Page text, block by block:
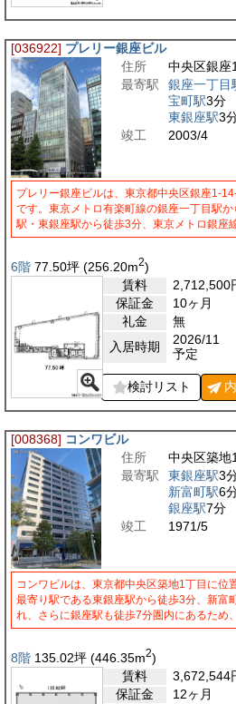
[036922] プレリー銀座ビル
住所
中央区銀座
最寄駅
銀座一丁目
宝町駅3分
東銀座駅3
竣工
2003/4
プレリー銀座ビルは、東京都中央区銀座1-
です。東京メトロ有楽町線の銀座一丁目駅
駅・東銀座駅から徒歩3分、東京メトロ銀座
6階 77.50坪 (256.20m2)
賃料
2,712,500
保証金
10ヶ月
礼金
無
入居時期
2026/11
予定
検討リスト
[008368] コンワビル
住所
中央区築地
最寄駅
東銀座駅3
新富町駅6
銀座駅7分
竣工
1971/5
コンワビルは、東京都中央区築地1丁目に位
最寄り駅である東銀座駅から徒歩3分、新富
れ、さらに銀座駅も徒歩7分圏内にあるため
8階 135.02坪 (446.35m2)
賃料
3,672,544
保証金
12ヶ月